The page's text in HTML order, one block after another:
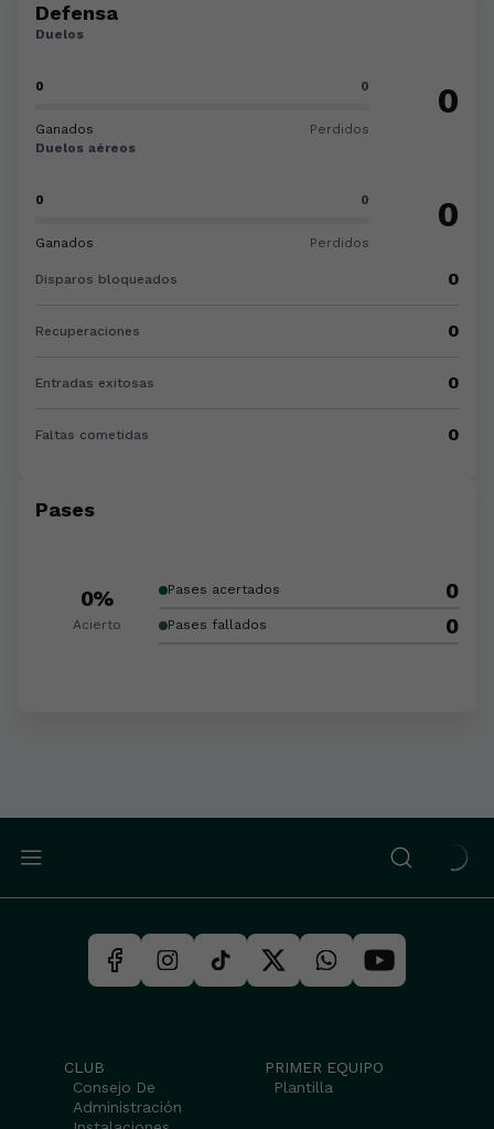
Defensa
Duelos
0 0
Ganados Perdidos
0
Duelos aéreos
0 0
Ganados Perdidos
0
Disparos bloqueados 0
Recuperaciones 0
Entradas exitosas 0
Faltas cometidas 0
Pases
0%
Acierto
Pases acertados 0
Pases fallados 0
CLUB
Consejo De
Administración
PRIMER EQUIPO
Plantilla